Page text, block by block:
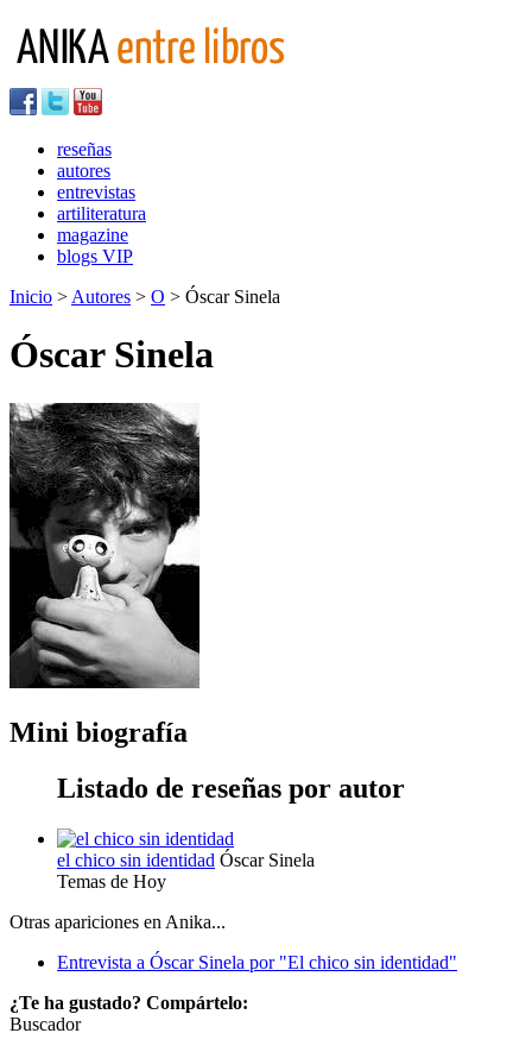
reseñas
autores
entrevistas
artiliteratura
magazine
blogs VIP
Inicio > Autores > O > Óscar Sinela
Óscar Sinela
Mini biografía
Listado de reseñas por autor
el chico sin identidad Óscar Sinela
Temas de Hoy
Otras apariciones en Anika...
Entrevista a Óscar Sinela por "El chico sin identidad"
¿Te ha gustado? Compártelo:
Buscador